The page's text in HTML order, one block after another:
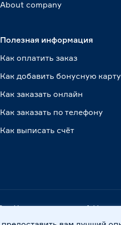
About сompany
Полезная информация
Как оплатить заказ
Как добавить бонусную карту
Как заказать онлайн
Как заказать по телефону
Как выписать счёт
г. Калининград, ул.